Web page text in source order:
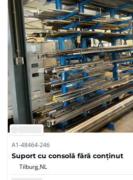
A1-48464-246
Suport cu consolă fără conținut
Tilburg,NL